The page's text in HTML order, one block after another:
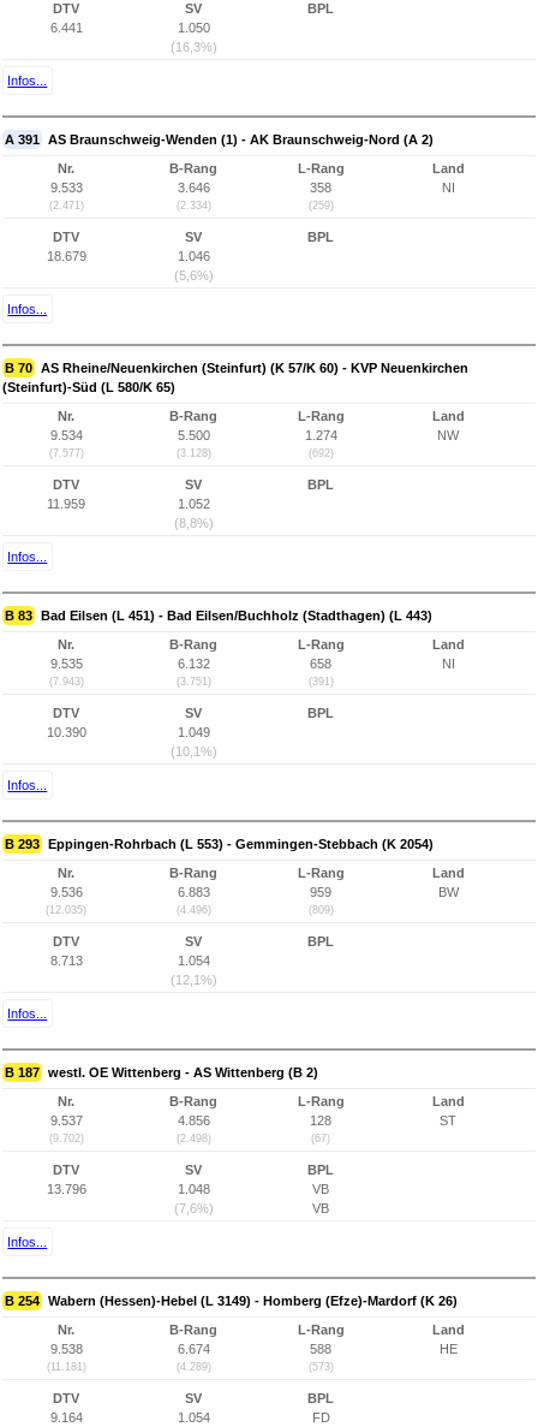
DTV
6.441
SV
1.050
(16,3%)
BPL
Infos...
A 391 AS Braunschweig-Wenden (1) - AK Braunschweig-Nord (A 2)
Nr.
9.533
(2.471)
B-Rang
3.646
(2.334)
L-Rang
358
(259)
Land
NI
DTV
18.679
SV
1.046
(5,6%)
BPL
Infos...
B 70 AS Rheine/Neuenkirchen (Steinfurt) (K 57/K 60) - KVP Neuenkirchen
(Steinfurt)-Süd (L 580/K 65)
Nr.
9.534
(7.577)
B-Rang
5.500
(3.128)
L-Rang
1.274
(692)
Land
NW
DTV
11.959
SV
1.052
(8,8%)
BPL
Infos...
B 83 Bad Eilsen (L 451) - Bad Eilsen/Buchholz (Stadthagen) (L 443)
Nr.
9.535
(7.943)
B-Rang
6.132
(3.751)
L-Rang
658
(391)
Land
NI
DTV
10.390
SV
1.049
(10,1%)
BPL
Infos...
B 293 Eppingen-Rohrbach (L 553) - Gemmingen-Stebbach (K 2054)
Nr.
9.536
(12.035)
B-Rang
6.883
(4.496)
L-Rang
959
(809)
Land
BW
DTV
8.713
SV
1.054
(12,1%)
BPL
Infos...
B 187 westl. OE Wittenberg - AS Wittenberg (B 2)
Nr.
9.537
(9.702)
B-Rang
4.856
(2.498)
L-Rang
128
(67)
Land
ST
DTV
13.796
SV
1.048
(7,6%)
BPL
VB
VB
Infos...
B 254 Wabern (Hessen)-Hebel (L 3149) - Homberg (Efze)-Mardorf (K 26)
Nr.
9.538
(11.181)
B-Rang
6.674
(4.289)
L-Rang
588
(573)
Land
HE
DTV
9.164
SV
1.054
BPL
FD